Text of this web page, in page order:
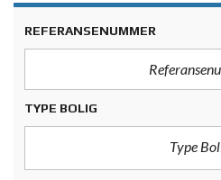
REFERANSENUMMER
TYPE BOLIG
Type